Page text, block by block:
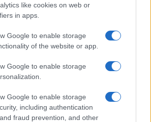
like cookies on web or
in apps.
Google to enable storage
of the website or app.
Google to enable storage
Google to enable storage
including authentication
fraud prevention, and other
Olbia 9 agosto, temperature in calo
finisce in ospedale a Catania, ma il tour
“Sicilia, ci sono”
Gabry Ponte e Alfa: Olbia ombelico del
per una notte